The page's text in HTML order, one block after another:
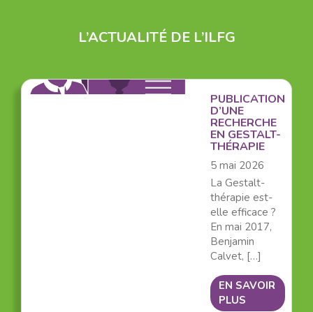
L’ACTUALITÉ DE L’ILFG
PUBLICATION
D’UNE
RECHERCHE
EN GESTALT-
THÉRAPIE
5 mai 2026
La Gestalt-
thérapie est-
elle efficace ?
En mai 2017,
Benjamin
Calvet, […]
EN SAVOIR
PLUS